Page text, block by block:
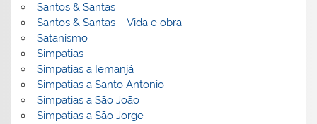
Santos & Santas
Santos & Santas – Vida e obra
Satanismo
Simpatias
Simpatias a Iemanjá
Simpatias a Santo Antonio
Simpatias a São João
Simpatias a São Jorge